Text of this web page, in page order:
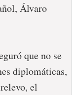
Álvaro
que no se
diplomáticas,
el